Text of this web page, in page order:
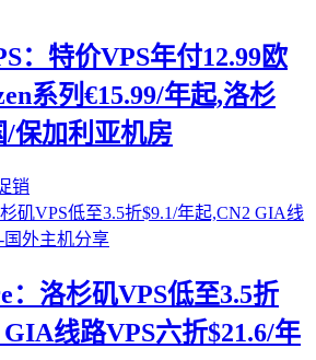
：特价VPS年付12.99欧
系列€15.99/年起,洛杉
保加利亚机房
销
：洛杉矶VPS低至3.5折
线路VPS六折$21.6/年